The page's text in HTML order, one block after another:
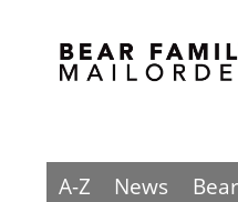
A-Z News